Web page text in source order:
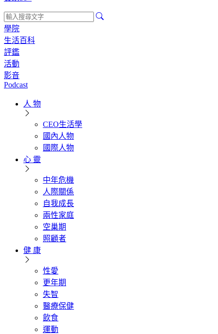
學院
生活百科
評鑑
活動
影音
Podcast
人 物
CEO生活學
國內人物
國際人物
心 靈
中年危機
人際關係
自我成長
兩性家庭
空巢期
照顧者
健 康
性愛
更年期
失智
醫療保健
飲食
運動